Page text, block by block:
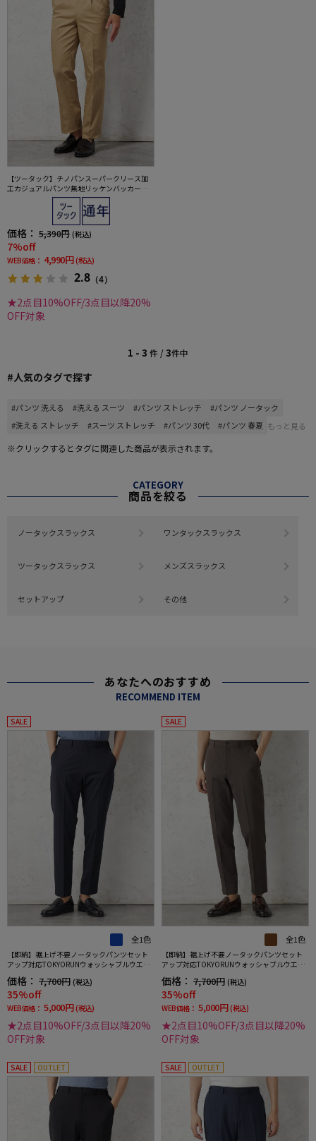
【ツータック】チノパンスーパークリース加
工カジュアルパンツ無地リッケンバッカー通
価格： 5,390円 (税込)
7%off
WEB価格： 4,990円 (税込)
2.8 （4）
★2点目10%OFF/3点目以降20%
OFF対象
1 - 3 件 /3件中
#人気のタグで探す
#パンツ 洗える #洗える スーツ #パンツ ストレッチ
#パンツ ノータック
#洗える ストレッチ
#スーツ ストレッチ #パンツ 30代 #パンツ 春夏 もっと見る
※クリックするとタグに関連した商品が表示されます。
CATEGORY
商品を絞る
ノータックスラックス ワンタックスラックス
ツータックスラックス メンズスラックス
セットアップ その他
あなたへのおすすめ
RECOMMEND ITEM
SALE
全1色
【即納】裾上げ不要ノータックパンツセット
アップ対応TOKYORUNウォッシャブルウエス
トシャーリングダブルフェイス生地ストレッ
チ通年
価格： 7,700円 (税込)
35%off
WEB価格： 5,000円 (税込)
★2点目10%OFF/3点目以降20%
OFF対象
SALE
全1色
【即納】裾上げ不要ノータックパンツセット
アップ対応TOKYORUNウォッシャブルウエス
トシャーリングダブルフェイス生地ストレッ
チ通年
価格： 7,700円 (税込)
35%off
WEB価格： 5,000円 (税込)
★2点目10%OFF/3点目以降20%
OFF対象
SALE OUTLET SALE OUTLET